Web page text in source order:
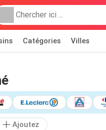
Catégories Villes
Ajoutez